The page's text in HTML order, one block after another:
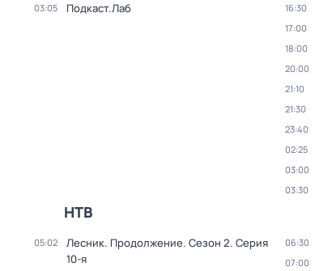
03:05 Подкаст.Лаб 16:30
17:00
18:00
20:00
21:10
21:30
23:40
02:25
03:00
03:30
НТВ
05:02 Лесник. Продолжение. Сезон 2. Серия
10-я
06:30
07:00